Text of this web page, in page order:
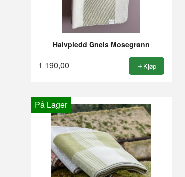
Halvpledd Gneis Mosegrønn
1 190,00 Kjøp
På Lager